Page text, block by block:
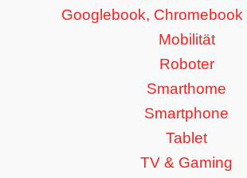
Googlebook, Chromebook
Mobilität
Roboter
Smarthome
Smartphone
Tablet
TV & Gaming